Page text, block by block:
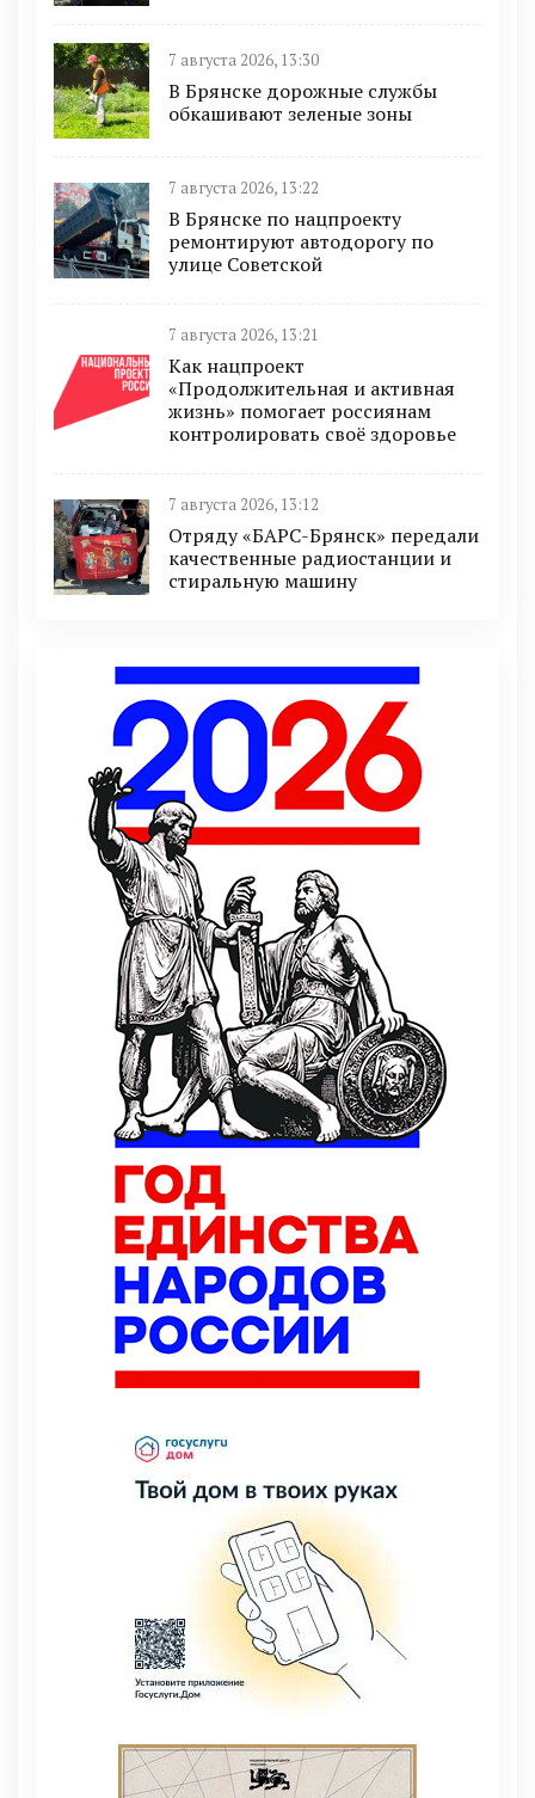
7 августа 2026, 13:30
В Брянске дорожные службы
обкашивают зеленые зоны
7 августа 2026, 13:22
В Брянске по нацпроекту
ремонтируют автодорогу по
улице Советской
7 августа 2026, 13:21
Как нацпроект
«Продолжительная и активная
жизнь» помогает россиянам
контролировать своё здоровье
7 августа 2026, 13:12
Отряду «БАРС-Брянск» передали
качественные радиостанции и
стиральную машину